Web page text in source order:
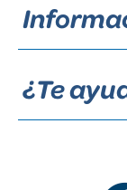
¿Te